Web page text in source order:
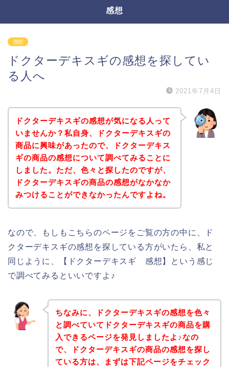
感想
感想
ドクターデキスギの感想を探してい
る人へ
2021年7月4日
ドクターデキスギの感想が気になる人って
いませんか？私自身、ドクターデキスギの
商品に興味があったので、ドクターデキス
ギの商品の感想について調べてみることに
しました。ただ、色々と探したのですが、
ドクターデキスギの商品の感想がなかなか
みつけることができなかったんですよね。
なので、もしもこちらのページをご覧の方の中に、ド
クターデキスギの感想を探している方がいたら、私と
同じように、【ドクターデキスギ 感想】という感じ
で調べてみるといいですよ♪
ちなみに、ドクターデキスギの感想を色々
と調べていてドクターデキスギの商品を購
入できるページを発見しましたよ♪なの
で、ドクターデキスギの商品の感想を探し
ている方は、まずは下記ページをチェック